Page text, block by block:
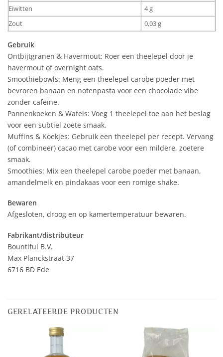
Eiwitten
4 g
Zout
0,03 g
Gebruik
Ontbijtgranen & Havermout: Roer een theelepel door je
havermout of overnight oats.
Smoothiebowls: Meng een theelepel carobe poeder met
bevroren banaan en notenpasta voor een chocolade vibe
zonder cafeïne.
Pannenkoeken & Wafels: Voeg 1 theelepel toe aan het beslag
voor een subtiel zoete smaak.
Muffins & Koekjes: Gebruik een theelepel per recept. Vervang
(of combineer) cacao met carobe voor een mildere, zoetere
smaak.
Smoothies: Mix een theelepel carobe poeder met banaan,
amandelmelk en pindakaas voor een romige shake.
Bewaren
Afgesloten, droog en op kamertemperatuur bewaren.
Fabrikant/distributeur
Bountiful B.V.
Max Planckstraat 37
6716 BD Ede
GERELATEERDE PRODUCTEN